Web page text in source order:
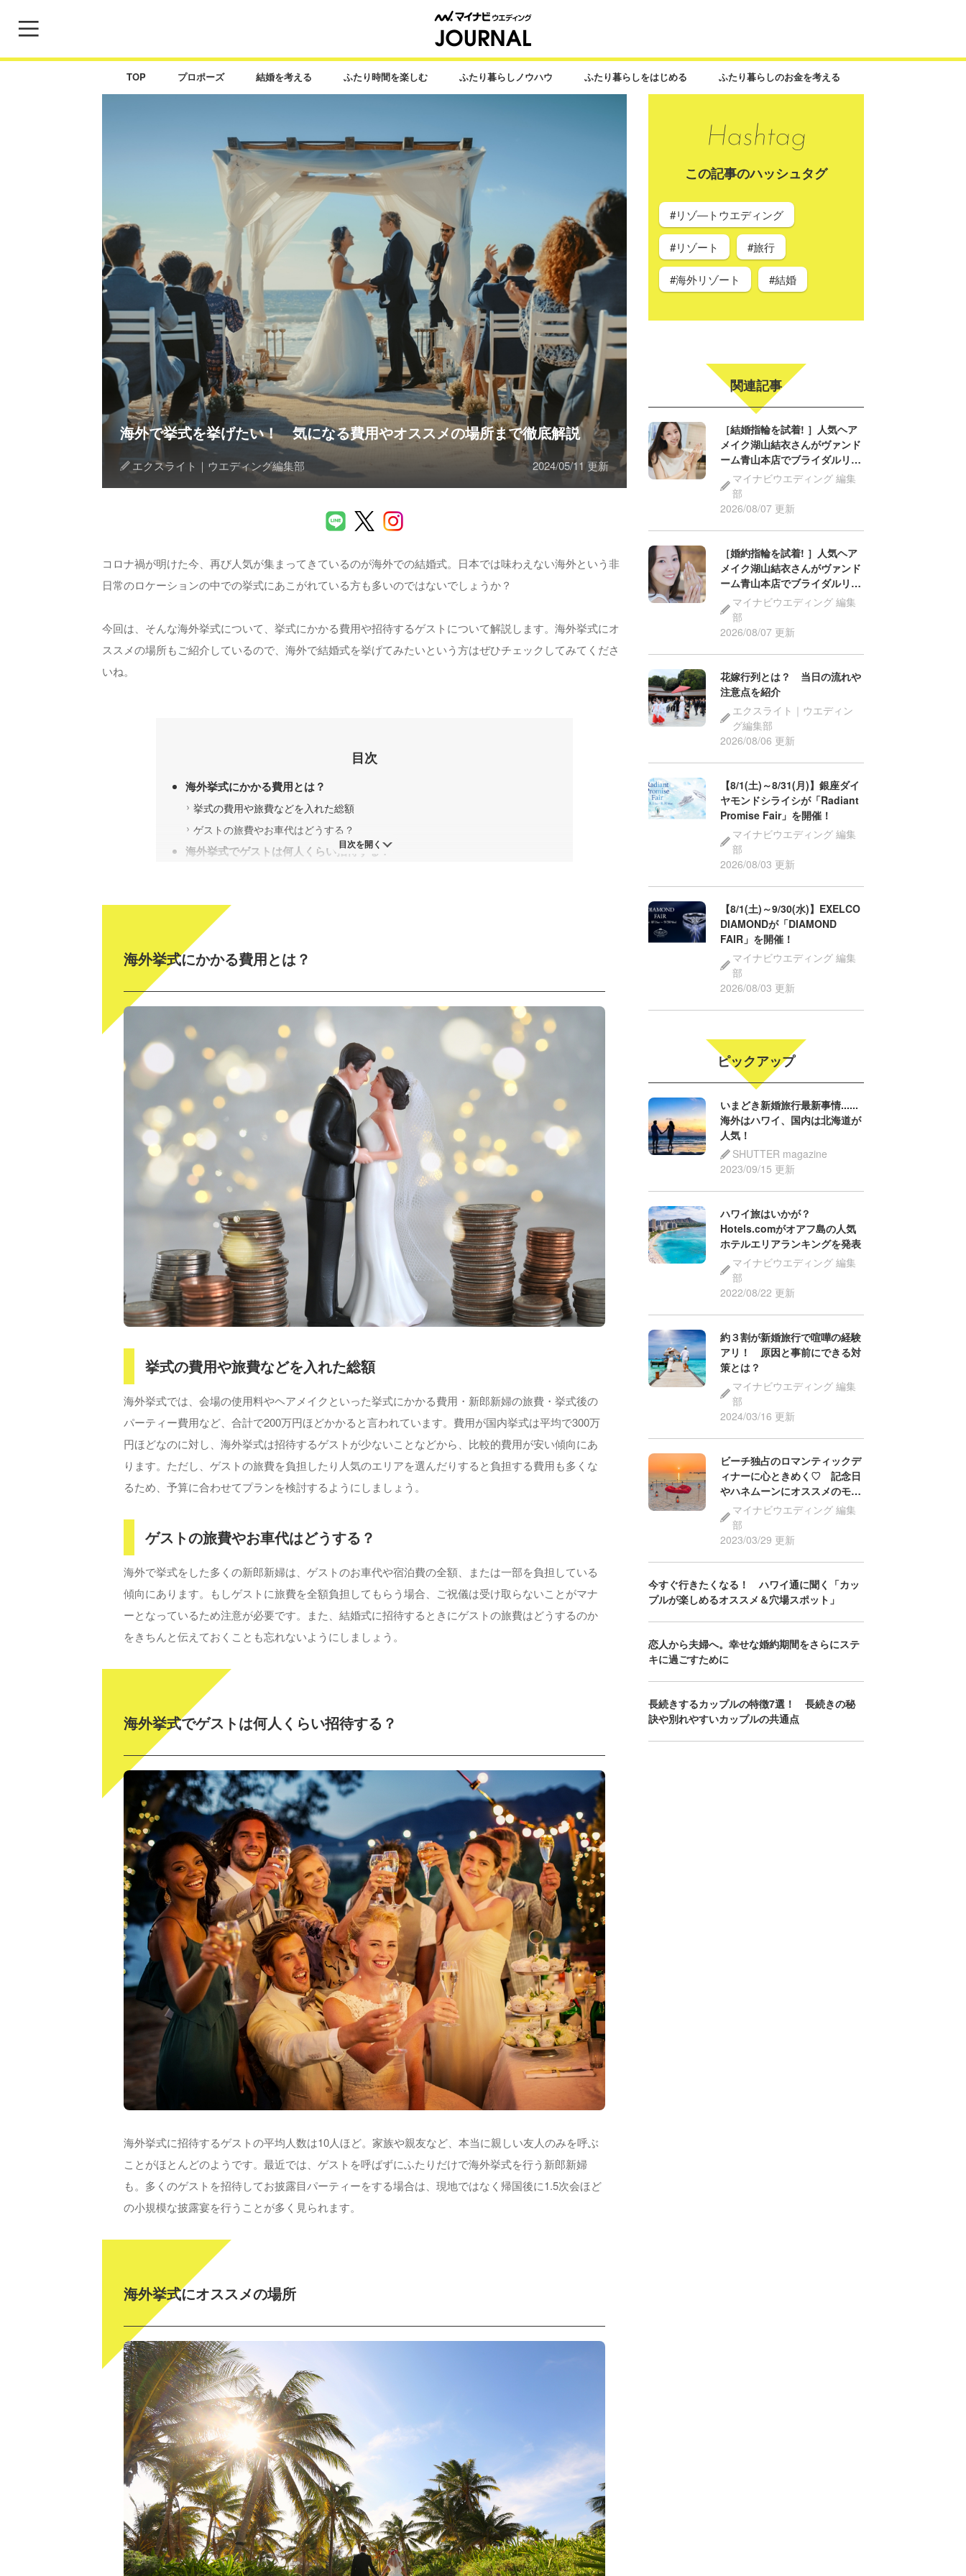
TOP プロポーズ 結婚を考える ふたり時間を楽しむ ふたり暮らしノウハウ ふたり暮らしをはじめる ふたり暮らしのお金を考える
海外で挙式を挙げたい！ 気になる費用やオススメの場所まで徹底解説
エクスライト｜ウエディング編集部 2024/05/11 更新
コロナ禍が明けた今、再び人気が集まってきているのが海外での結婚式。日本では味わえない海外という非
日常のロケーションの中での挙式にあこがれている方も多いのではないでしょうか？
今回は、そんな海外挙式について、挙式にかかる費用や招待するゲストについて解説します。海外挙式にオ
ススメの場所もご紹介しているので、海外で結婚式を挙げてみたいという方はぜひチェックしてみてくださ
いね。
目次
海外挙式にかかる費用とは？
挙式の費用や旅費などを入れた総額
ゲストの旅費やお車代はどうする？
海外挙式でゲストは何人くらい招待する？
グアム
アジア
ヨーロッパ
目次を開く
海外挙式にかかる費用とは？
挙式の費用や旅費などを入れた総額
海外挙式では、会場の使用料やヘアメイクといった挙式にかかる費用・新郎新婦の旅費・挙式後の
パーティー費用など、合計で200万円ほどかかると言われています。費用が国内挙式は平均で300万
円ほどなのに対し、海外挙式は招待するゲストが少ないことなどから、比較的費用が安い傾向にあ
ります。ただし、ゲストの旅費を負担したり人気のエリアを選んだりすると負担する費用も多くな
るため、予算に合わせてプランを検討するようにしましょう。
ゲストの旅費やお車代はどうする？
海外で挙式をした多くの新郎新婦は、ゲストのお車代や宿泊費の全額、または一部を負担している
傾向にあります。もしゲストに旅費を全額負担してもらう場合、ご祝儀は受け取らないことがマナ
ーとなっているため注意が必要です。また、結婚式に招待するときにゲストの旅費はどうするのか
をきちんと伝えておくことも忘れないようにしましょう。
海外挙式でゲストは何人くらい招待する？
海外挙式に招待するゲストの平均人数は10人ほど。家族や親友など、本当に親しい友人のみを呼ぶ
ことがほとんどのようです。最近では、ゲストを呼ばずにふたりだけで海外挙式を行う新郎新婦
も。多くのゲストを招待してお披露目パーティーをする場合は、現地ではなく帰国後に1.5次会ほど
の小規模な披露宴を行うことが多く見られます。
海外挙式にオススメの場所
この記事のハッシュタグ
#リゾ―トウエディング
#リゾート #旅行
#海外リゾート #結婚
関連記事
［結婚指輪を試着! ］人気ヘア
メイク湖山結衣さんがヴァンド
ーム青山本店でブライダルリン
グ体験・後編
マイナビウエディング 編集
部
2026/08/07 更新
［婚約指輪を試着! ］人気ヘア
メイク湖山結衣さんがヴァンド
ーム青山本店でブライダルリン
グ体験 ・前編
マイナビウエディング 編集
部
2026/08/07 更新
花嫁行列とは？ 当日の流れや
注意点を紹介
エクスライト｜ウエディン
グ編集部
2026/08/06 更新
【8/1(土)～8/31(月)】銀座ダイ
ヤモンドシライシが「Radiant
Promise Fair」を開催！
マイナビウエディング 編集
部
2026/08/03 更新
【8/1(土)～9/30(水)】EXELCO
DIAMONDが「DIAMOND
FAIR」を開催！
マイナビウエディング 編集
部
2026/08/03 更新
ピックアップ
いまどき新婚旅行最新事情......
海外はハワイ、国内は北海道が
人気！
SHUTTER magazine
2023/09/15 更新
ハワイ旅はいかが？
Hotels.comがオアフ島の人気
ホテルエリアランキングを発表
マイナビウエディング 編集
部
2022/08/22 更新
約３割が新婚旅行で喧嘩の経験
アリ！ 原因と事前にできる対
策とは？
マイナビウエディング 編集
部
2024/03/16 更新
ビーチ独占のロマンティックデ
ィナーに心ときめく♡ 記念日
やハネムーンにオススメのモル
ディブリゾート3選
マイナビウエディング 編集
部
2023/03/29 更新
今すぐ行きたくなる！ ハワイ通に聞く「カッ
プルが楽しめるオススメ＆穴場スポット」
恋人から夫婦へ。幸せな婚約期間をさらにステ
キに過ごすために
長続きするカップルの特徴7選！ 長続きの秘
訣や別れやすいカップルの共通点